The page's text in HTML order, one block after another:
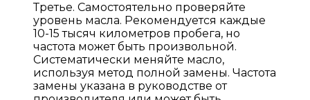
Третье. Самостоятельно проверяйте
уровень масла. Рекомендуется каждые
10-15 тысяч километров пробега, но
частота может быть произвольной.
Систематически меняйте масло,
используя метод полной замены. Частота
замены указана в руководстве от